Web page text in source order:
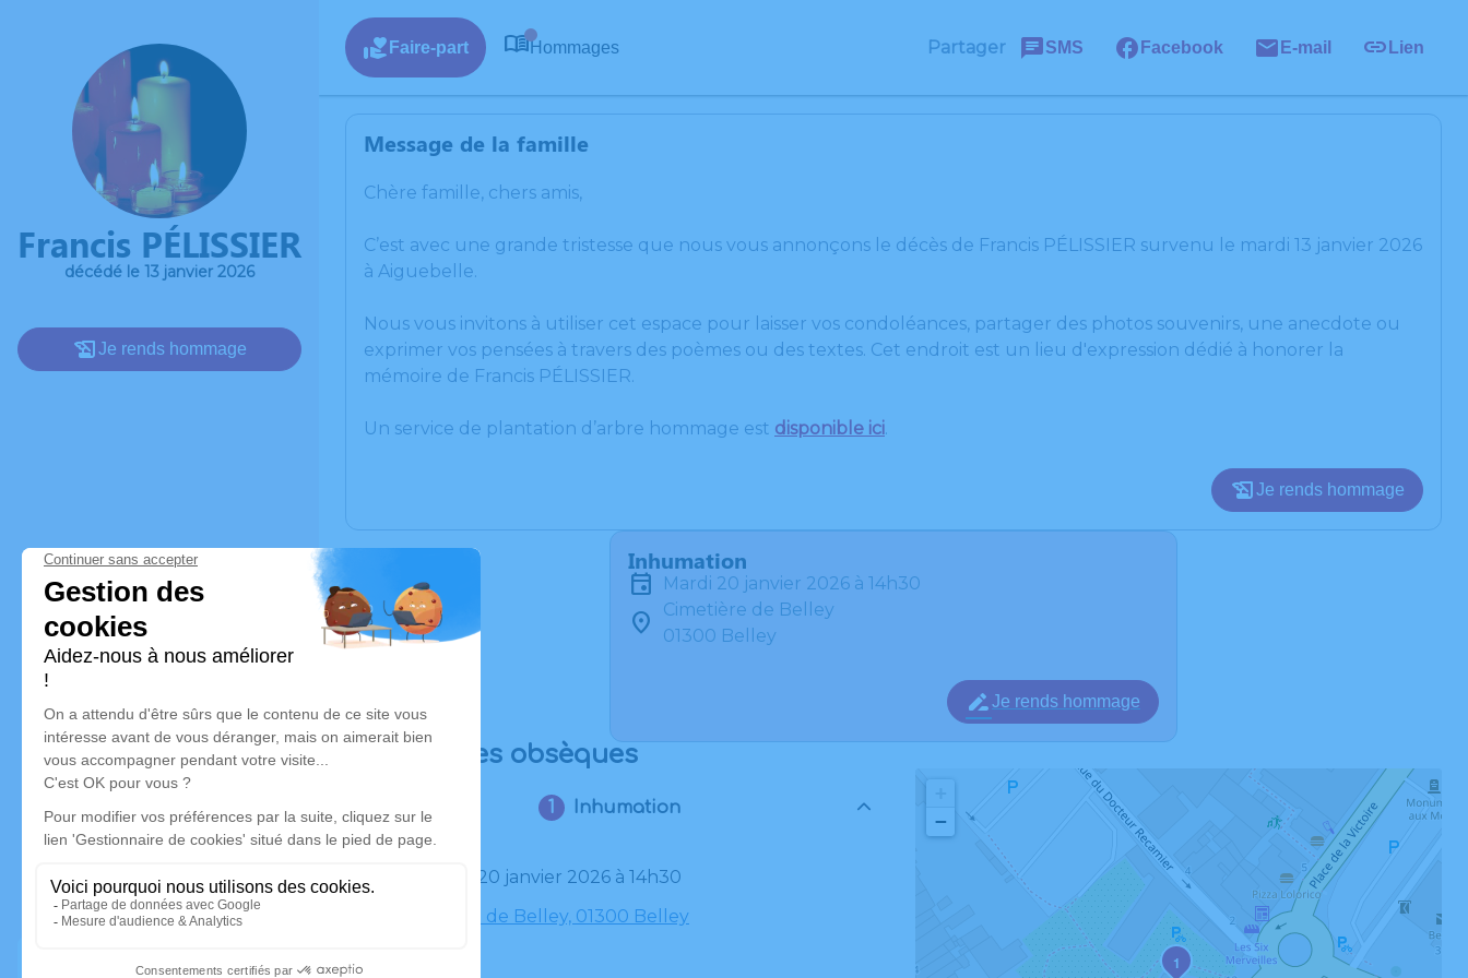
Francis PÉLISSIER
décédé le 13 janvier 2026
Je rends hommage
Faire-part Hommages Partager SMS Facebook E-mail Lien
Message de la famille
Chère famille, chers amis,
C’est avec une grande tristesse que nous vous annonçons le décès de Francis PÉLISSIER survenu le mardi 13 janvier 2026
à Aiguebelle.
Nous vous invitons à utiliser cet espace pour laisser vos condoléances, partager des photos souvenirs, une anecdote ou
exprimer vos pensées à travers des poèmes ou des textes. Cet endroit est un lieu d'expression dédié à honorer la
mémoire de Francis PÉLISSIER.
Un service de plantation d’arbre hommage est disponible ici.
Je rends hommage
Inhumation
mardi 20 janvier 2026 à 14h30
Cimetière de Belley
01300 Belley
Je rends hommage
Déroulé des obsèques
Inhumation
Le mardi 20 janvier 2026 à 14h30
Cimetière de Belley, 01300 Belley
1
−